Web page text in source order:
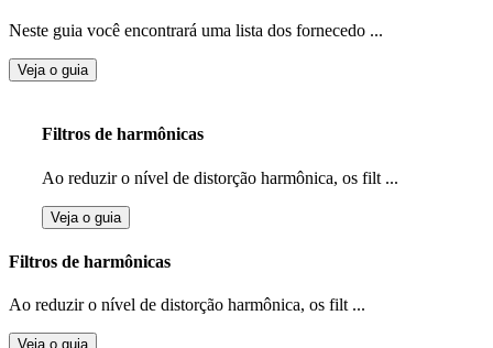
Neste guia você encontrará uma lista dos fornecedo ...
Veja o guia
Filtros de harmônicas
Ao reduzir o nível de distorção harmônica, os filt ...
Veja o guia
Filtros de harmônicas
Ao reduzir o nível de distorção harmônica, os filt ...
Veja o guia